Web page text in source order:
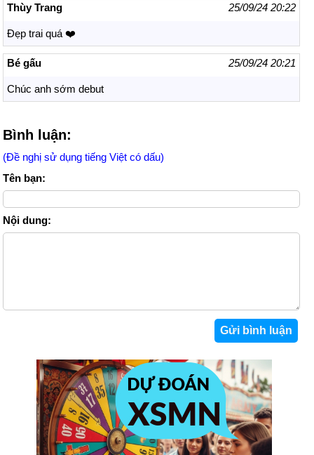
Thùy Trang 25/09/24 20:22
Đẹp trai quá ❤️
Bé gấu 25/09/24 20:21
Chúc anh sớm debut
Bình luận:
(Đề nghị sử dụng tiếng Việt có dấu)
Tên bạn:
Nội dung: